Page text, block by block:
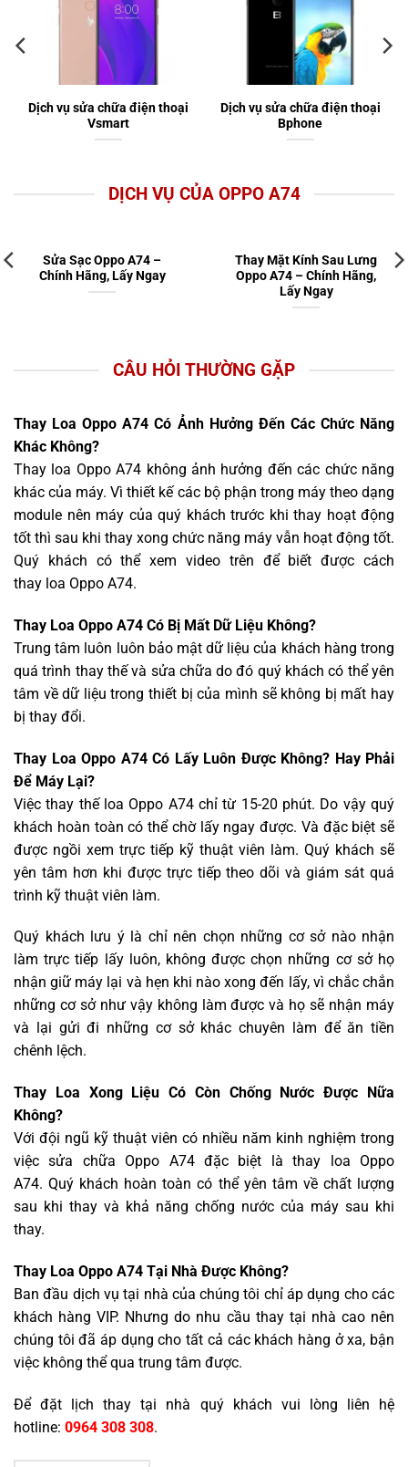
Dịch vụ sửa chữa điện thoại
Vsmart
Dịch vụ sửa chữa điện thoại
Bphone
DỊCH VỤ CỦA OPPO A74
Sửa Sạc Oppo A74 –
Chính Hãng, Lấy Ngay
Thay Mặt Kính Sau Lưng
Oppo A74 – Chính Hãng,
Lấy Ngay
CÂU HỎI THƯỜNG GẶP
Thay Loa Oppo A74 Có Ảnh Hưởng Đến Các Chức Năng
Khác Không?
Thay loa Oppo A74 không ảnh hưởng đến các chức năng
khác của máy. Vì thiết kế các bộ phận trong máy theo dạng
module nên máy của quý khách trước khi thay hoạt động
tốt thì sau khi thay xong chức năng máy vẫn hoạt động tốt.
Quý khách có thể xem video trên để biết được cách
thay loa Oppo A74.
Thay Loa Oppo A74 Có Bị Mất Dữ Liệu Không?
Trung tâm luôn luôn bảo mật dữ liệu của khách hàng trong
quá trình thay thế và sửa chữa do đó quý khách có thể yên
tâm về dữ liệu trong thiết bị của mình sẽ không bị mất hay
bị thay đổi.
Thay Loa Oppo A74 Có Lấy Luôn Được Không? Hay Phải
Để Máy Lại?
Việc thay thế loa Oppo A74 chỉ từ 15-20 phút. Do vậy quý
khách hoàn toàn có thể chờ lấy ngay được. Và đặc biệt sẽ
được ngồi xem trực tiếp kỹ thuật viên làm. Quý khách sẽ
yên tâm hơn khi được trực tiếp theo dõi và giám sát quá
trình kỹ thuật viên làm.
Quý khách lưu ý là chỉ nên chọn những cơ sở nào nhận
làm trực tiếp lấy luôn, không được chọn những cơ sở họ
nhận giữ máy lại và hẹn khi nào xong đến lấy, vì chắc chắn
những cơ sở như vậy không làm được và họ sẽ nhận máy
và lại gửi đi những cơ sở khác chuyên làm để ăn tiền
chênh lệch.
Thay Loa Xong Liệu Có Còn Chống Nước Được Nữa
Không?
Với đội ngũ kỹ thuật viên có nhiều năm kinh nghiệm trong
việc sửa chữa Oppo A74 đặc biệt là thay loa Oppo
A74. Quý khách hoàn toàn có thể yên tâm về chất lượng
sau khi thay và khả năng chống nước của máy sau khi
thay.
Thay Loa Oppo A74 Tại Nhà Được Không?
Ban đầu dịch vụ tại nhà của chúng tôi chỉ áp dụng cho các
khách hàng VIP. Nhưng do nhu cầu thay tại nhà cao nên
chúng tôi đã áp dụng cho tất cả các khách hàng ở xa, bận
việc không thể qua trung tâm được.
Để đặt lịch thay tại nhà quý khách vui lòng liên hệ
hotline: 0964 308 308.